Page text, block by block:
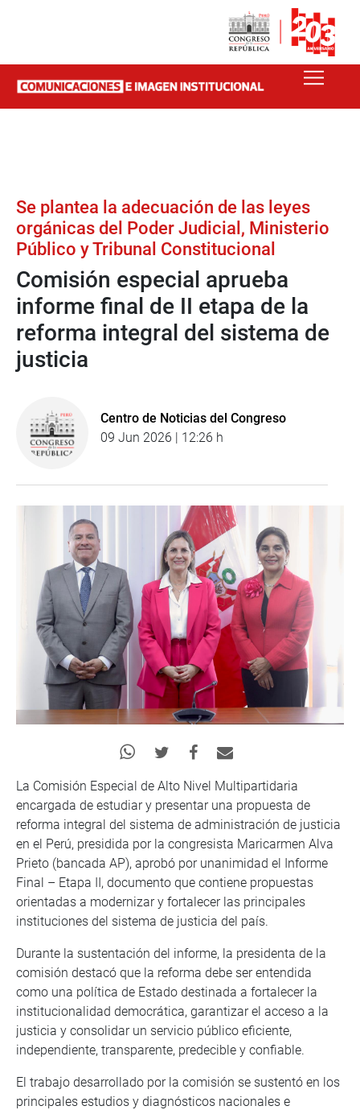
Se plantea la adecuación de las leyes
orgánicas del Poder Judicial, Ministerio
Público y Tribunal Constitucional
Comisión especial aprueba
informe final de II etapa de la
reforma integral del sistema de
justicia
Centro de Noticias del Congreso
09 Jun 2026 | 12:26 h
La Comisión Especial de Alto Nivel Multipartidaria
encargada de estudiar y presentar una propuesta de
reforma integral del sistema de administración de justicia
en el Perú, presidida por la congresista Maricarmen Alva
Prieto (bancada AP), aprobó por unanimidad el Informe
Final – Etapa II, documento que contiene propuestas
orientadas a modernizar y fortalecer las principales
instituciones del sistema de justicia del país.
Durante la sustentación del informe, la presidenta de la
comisión destacó que la reforma debe ser entendida
como una política de Estado destinada a fortalecer la
institucionalidad democrática, garantizar el acceso a la
justicia y consolidar un servicio público eficiente,
independiente, transparente, predecible y confiable.
El trabajo desarrollado por la comisión se sustentó en los
principales estudios y diagnósticos nacionales e